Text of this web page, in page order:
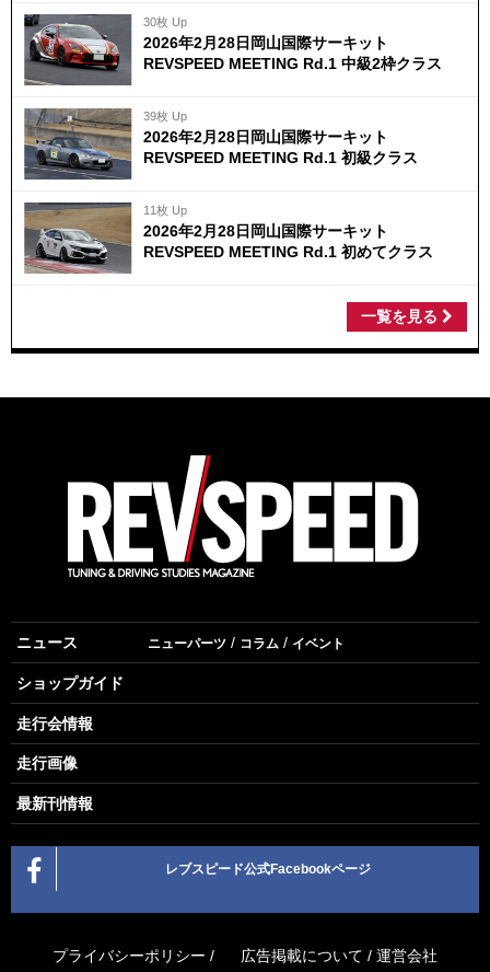
30枚 Up
2026年2月28日岡山国際サーキット
REVSPEED MEETING Rd.1 中級2枠クラス
39枚 Up
2026年2月28日岡山国際サーキット
REVSPEED MEETING Rd.1 初級クラス
11枚 Up
2026年2月28日岡山国際サーキット
REVSPEED MEETING Rd.1 初めてクラス
一覧を見る
ニュース ニューパーツ コラム イベント
ショップガイド
走行会情報
走行画像
最新刊情報
レブスピード公式Facebookページ
プライバシーポリシー / 広告掲載について / 運営会社